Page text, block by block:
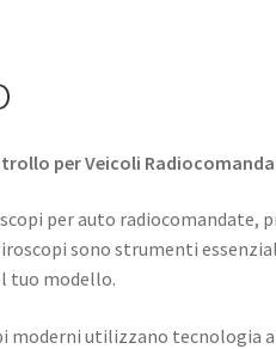
per Veicoli
per auto
sono strumenti
tuo modello.
moderni utilizzano tecnologia